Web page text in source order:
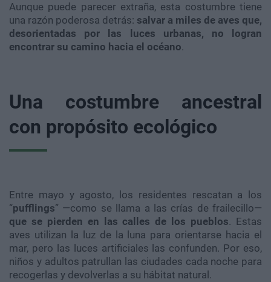
Aunque puede parecer extraña, esta costumbre tiene
una razón poderosa detrás: salvar a miles de aves que,
desorientadas por las luces urbanas, no logran
encontrar su camino hacia el océano.
Una costumbre ancestral
con propósito ecológico
Entre mayo y agosto, los residentes rescatan a los
“pufflings” —como se llama a las crías de frailecillo—
que se pierden en las calles de los pueblos. Estas
aves utilizan la luz de la luna para orientarse hacia el
mar, pero las luces artificiales las confunden. Por eso,
niños y adultos patrullan las ciudades cada noche para
recogerlas y devolverlas a su hábitat natural.